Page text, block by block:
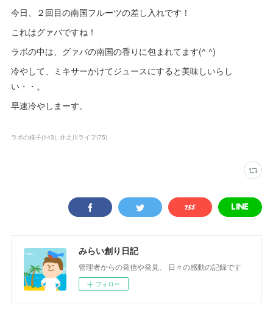
今日、２回目の南国フルーツの差し入れです！
これはグァバですね！
ラボの中は、グァバの南国の香りに包まれてます(^ ^)
冷やして、ミキサーかけてジュースにすると美味しいらし
い・・。
早速冷やしまーす。
ラボの様子(143) 井之川ライフ(75)
みらい創り日記
管理者からの発信や発見、 日々の感動の記録です
フォロー